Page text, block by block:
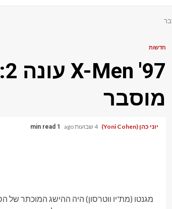
חדשות
מוסבר
יוני כהן (Yoni Cohen) 4 שבועות ago 1 min read